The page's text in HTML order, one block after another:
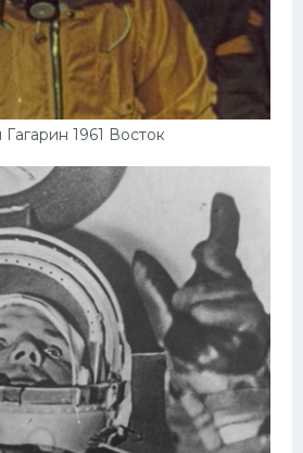
1961 Восток